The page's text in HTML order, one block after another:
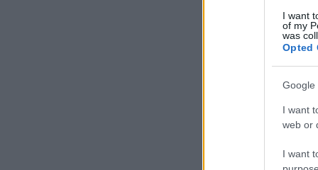
I want
of my
was
Opted
Google
I want
web or
I want